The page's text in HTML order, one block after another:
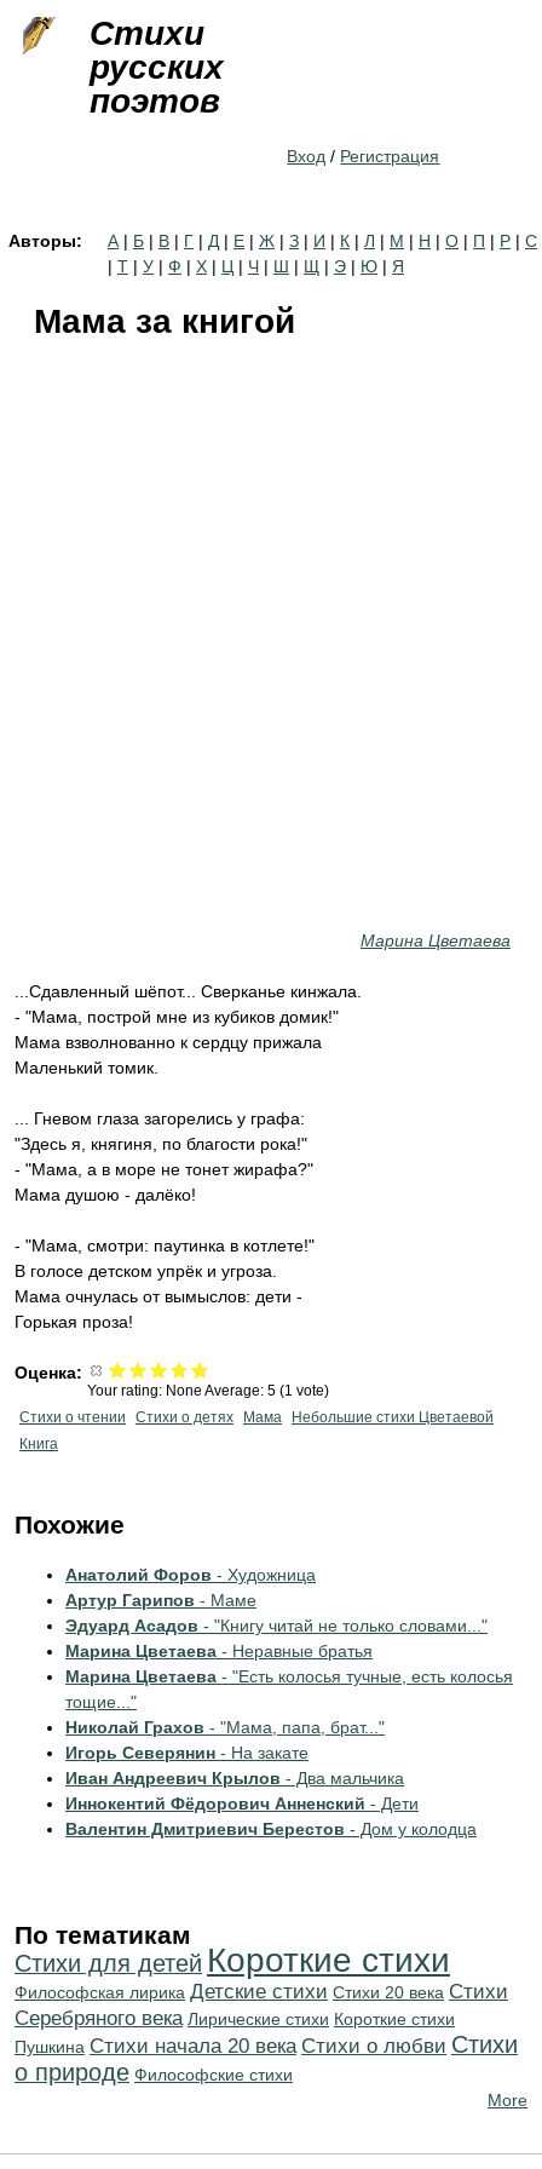
Стихи
русских
поэтов
Вход / Регистрация
Авторы: А | Б | В | Г | Д | Е | Ж | З | И | К | Л | М | Н | О | П | Р | С
| Т | У | Ф | Х | Ц | Ч | Ш | Щ | Э | Ю | Я
Мама за книгой
Марина Цветаева
...Сдавленный шёпот... Сверканье кинжала.
- "Мама, построй мне из кубиков домик!"
Мама взволнованно к сердцу прижала
Маленький томик.
... Гневом глаза загорелись у графа:
"Здесь я, княгиня, по благости рока!"
- "Мама, а в море не тонет жирафа?"
Мама душою - далёко!
- "Мама, смотри: паутинка в котлете!"
В голосе детском упрёк и угроза.
Мама очнулась от вымыслов: дети -
Горькая проза!
Оценка:
Your rating: None Average: 5 (1 vote)
Стихи о чтении
Стихи о детях Мама
Небольшие стихи Цветаевой
Книга
Похожие
Анатолий Форов - Художница
Артур Гарипов - Маме
Эдуард Асадов - "Книгу читай не только словами..."
Марина Цветаева - Неравные братья
Марина Цветаева - "Есть колосья тучные, есть колосья
тощие..."
Николай Грахов - "Мама, папа, брат..."
Игорь Северянин - На закате
Иван Андреевич Крылов - Два мальчика
Иннокентий Фёдорович Анненский - Дети
Валентин Дмитриевич Берестов - Дом у колодца
По тематикам
Стихи для детей Короткие стихи
Философская лирика Детские стихи Стихи 20 века Cтихи
Серебряного века Лирические стихи Короткие стихи
Пушкина Cтихи начала 20 века Стихи о любви Стихи
о природе Философские стихи
More